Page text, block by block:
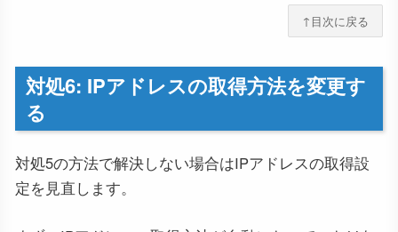
↑目次に戻る
対処6: IPアドレスの取得方法を変更す
る
対処5の方法で解決しない場合はIPアドレスの取得設
定を見直します。